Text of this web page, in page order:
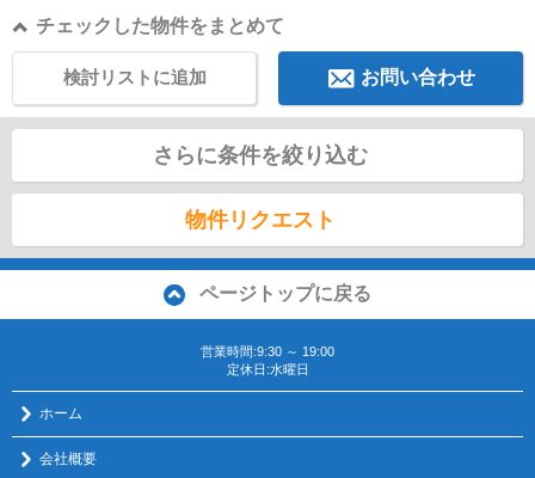
チェックした物件をまとめて
お問い合わせ
検討リストに追加
さらに条件を絞り込む
物件リクエスト
ページトップに戻る
営業時間:9:30 ～ 19:00
定休日:水曜日
ホーム
会社概要